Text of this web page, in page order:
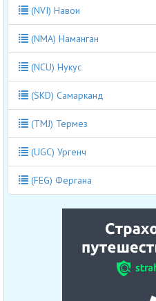
(NVI) Навои
(NMA) Наманган
(NCU) Нукус
(SKD) Самарканд
(TMJ) Термез
(UGC) Ургенч
(FEG) Фергана